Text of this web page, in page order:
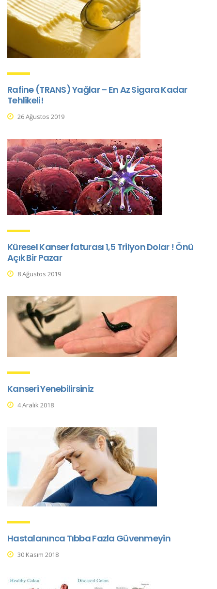
Rafine (TRANS) Yağlar – En Az Sigara Kadar
Tehlikeli!
26 Ağustos 2019
Küresel Kanser faturası 1,5 Trilyon Dolar ! Önü
Açık Bir Pazar
8 Ağustos 2019
Kanseri Yenebilirsiniz
4 Aralık 2018
Hastalanınca Tıbba Fazla Güvenmeyin
30 Kasım 2018